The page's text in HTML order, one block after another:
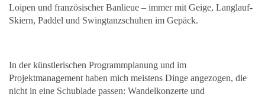
Loipen und französischer Banlieue – immer mit Geige, Langlauf-
Skiern, Paddel und Swingtanzschuhen im Gepäck.
In der künstlerischen Programmplanung und im
Projektmanagement haben mich meistens Dinge angezogen, die
nicht in eine Schublade passen: Wandelkonzerte und